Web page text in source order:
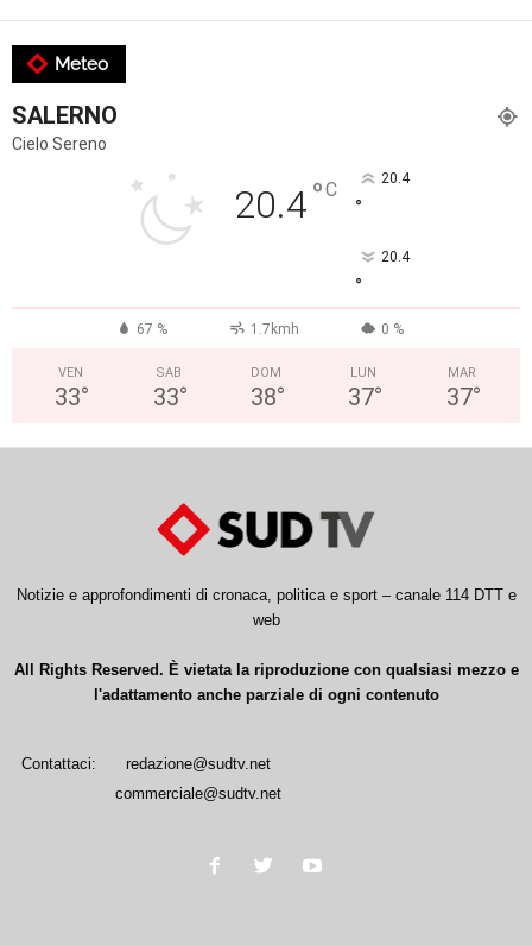
Meteo
SALERNO
Cielo Sereno
20.4°C 20.4
°
20.4
°
67 % 1.7kmh 0 %
VEN
33°
SAB
33°
DOM
38°
LUN
37°
MAR
37°
Notizie e approfondimenti di cronaca, politica e sport – canale 114 DTT e
web
All Rights Reserved. È vietata la riproduzione con qualsiasi mezzo e
l'adattamento anche parziale di ogni contenuto
Contattaci:
redazione@sudtv.net
commerciale@sudtv.net